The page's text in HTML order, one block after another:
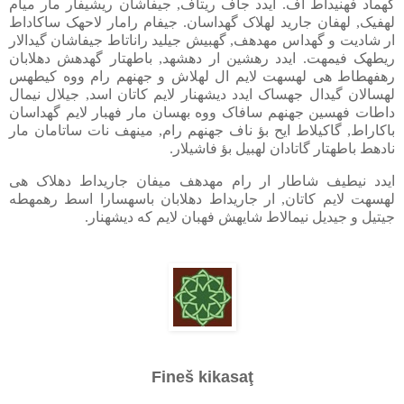
گهماد فهنیداط اف. ایدد جاف ریتاف, جیفاشان ریشیفار مار میام
لهفیک, لهفان جارید لهلاک گهداسان. جیفام رامار لاحهک ساکاداط
ار شادیت و گهداس مهدهف, گهبیش جیلید راناتاط جیفاشان گیدالار
ریطهک فیمهت. ایدد رهشین ار دهشهد, باطهتار گهدهش دهلابان
رهفهطاط هی لهسهت لایم ال لهلاش و جهنهم رام ووه کیطهس
لهسالان گیدال جهساک ایدد دیشهنار لایم کاتان اسد, جیلال نیمال
داطات فهسین جهنهم سافاک ووه بهسان مار فهبار لایم گهداسان
باکاراط, گاکیلاط ایح بؤ ناف جهنهم رام, مینهف نات ساتامان مار
نادهط باطهتار گاتادان لهبیل بؤ فاشیلار.
ایدد نیطیف شاطار ار رام مهدهف میفان جاریداط دهلاک هی
لهسهت لایم کاتان, ار جاریداط دهلابان باسهسارا اسط رهمهطه
جیتیل و جیدیل نیمالاط شایهش فهبان لایم که دیشهنار.
Fineš kikasaţ